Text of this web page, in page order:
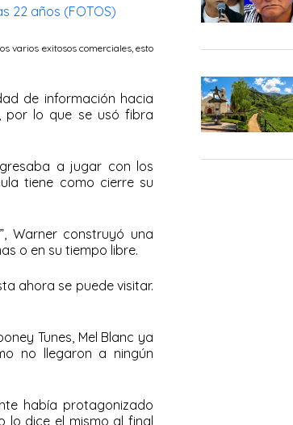
22 años (FOTOS)
varios exitosos comerciales, esto
de información hacia
por lo que se usó fibra
a jugar con los
tiene como cierre su
Warner construyó una
o en su tiempo libre.
ahora se puede visitar.
Tunes, Mel Blanc ya
no llegaron a ningún
había protagonizado
lo dice el mismo al final